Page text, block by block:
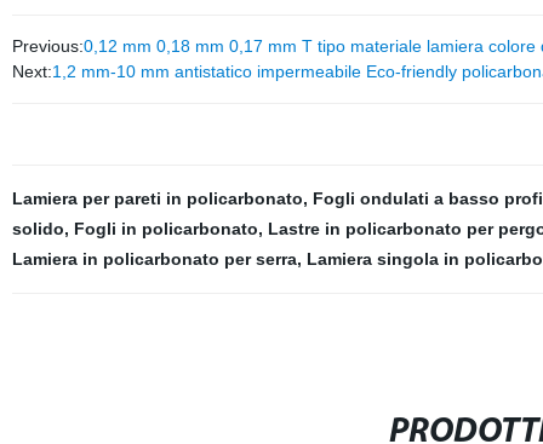
Previous:0,12 mm 0,18 mm 0,17 mm T tipo materiale lamiera colore
Next:1,2 mm-10 mm antistatico impermeabile Eco-friendly
Lamiera per pareti in policarbonato, Fogli ondulati a basso
solido, Fogli in policarbonato, Lastre in policarbonato per
Lamiera in policarbonato per serra, Lamiera singola in